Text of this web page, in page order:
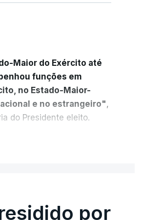
Maior do Exército até
funções em
no Estado-Maior-
e no estrangeiro",
do Presidente eleito.
Força Militar da ONU
por